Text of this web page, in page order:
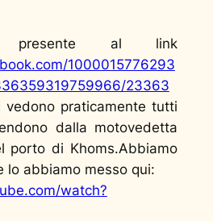
al link
1000015776293
23363
vedono praticamente tutti
dalla motovedetta
porto di Khoms.Abbiamo
lo abbiamo messo qui:
watch?